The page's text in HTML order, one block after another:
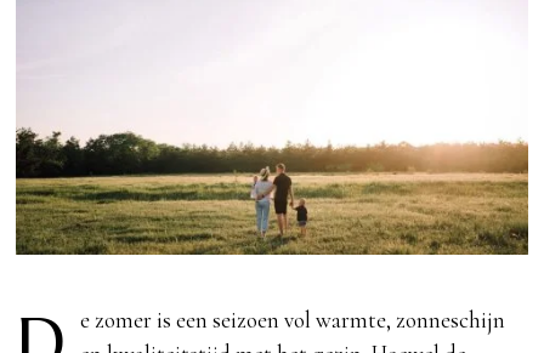
e zomer is een seizoen vol warmte, zonneschijn